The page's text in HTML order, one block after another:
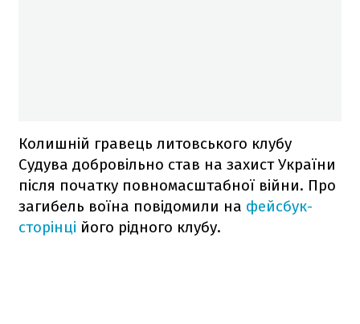
Колишній гравець литовського клубу
Судува добровільно став на захист України
після початку повномасштабної війни. Про
загибель воїна повідомили на фейсбук-
сторінці його рідного клубу.